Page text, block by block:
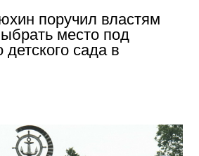
поручил властям
место под
детского сада в